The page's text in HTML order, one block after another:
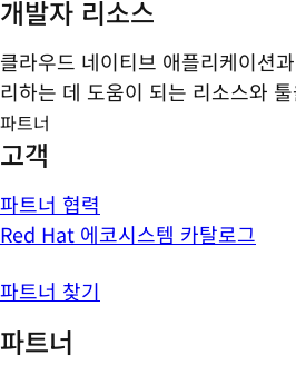
개발자 리소스
클라우드 네이티브 애플리케이션
리하는 데 도움이 되는 리소스와
파트너
고객
파트너 협력
Red Hat 에코시스템 카탈로그
파트너 찾기
파트너